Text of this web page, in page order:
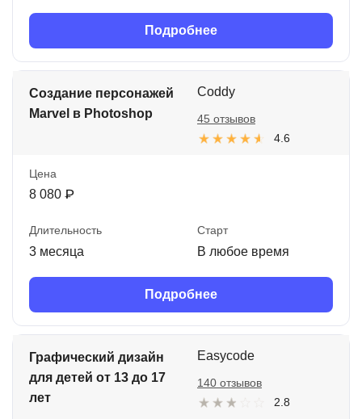
Подробнее
Создание персонажей
Marvel в Photoshop
Coddy
4.6
45 отзывов
Цена
8 080 ₽
Длительность
3 месяца
Старт
В любое время
Подробнее
Графический дизайн
для детей от 13 до 17
лет
Easycode
2.8
140 отзывов